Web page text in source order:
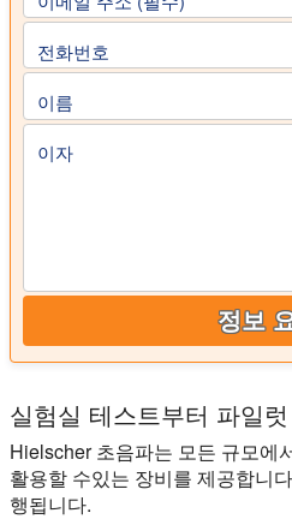
전화번호
이름
이자
정보
실험실 테스트부터 파일
Hielscher 초음파는 모든 규모에
활용할 수있는 장비를 제공합니
행됩니다.